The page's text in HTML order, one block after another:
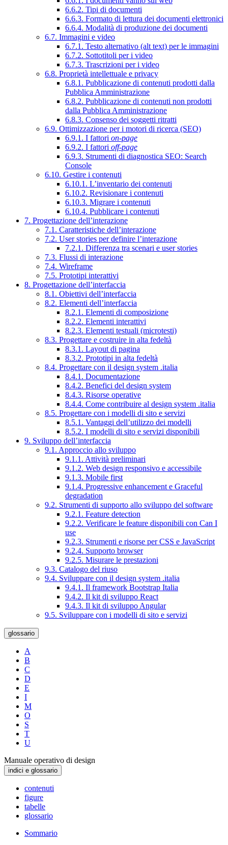
6.6.2. Tipi di documenti
6.6.3. Formato di lettura dei documenti elettronici
6.6.4. Modalità di produzione dei documenti
6.7. Immagini e video
6.7.1. Testo alternativo (alt text) per le immagini
6.7.2. Sottotitoli per i video
6.7.3. Trascrizioni per i video
6.8. Proprietà intellettuale e privacy
6.8.1. Pubblicazione di contenuti prodotti dalla
Pubblica Amministrazione
6.8.2. Pubblicazione di contenuti non prodotti
dalla Pubblica Amministrazione
6.8.3. Consenso dei soggetti ritratti
6.9. Ottimizzazione per i motori di ricerca (SEO)
6.9.1. I fattori on-page
6.9.2. I fattori off-page
6.9.3. Strumenti di diagnostica SEO: Search
Console
6.10. Gestire i contenuti
6.10.1. L’inventario dei contenuti
6.10.2. Revisionare i contenuti
6.10.3. Migrare i contenuti
6.10.4. Pubblicare i contenuti
7. Progettazione dell’interazione
7.1. Caratteristiche dell’interazione
7.2. User stories per definire l’interazione
7.2.1. Differenza tra scenari e user stories
7.3. Flussi di interazione
7.4. Wireframe
7.5. Prototipi interattivi
8. Progettazione dell’interfaccia
8.1. Obiettivi dell’interfaccia
8.2. Elementi dell’interfaccia
8.2.1. Elementi di composizione
8.2.2. Elementi interattivi
8.2.3. Elementi testuali (microtesti)
8.3. Progettare e costruire in alta fedeltà
8.3.1. Layout di pagina
8.3.2. Prototipi in alta fedeltà
8.4. Progettare con il design system .italia
8.4.1. Documentazione
8.4.2. Benefici del design system
8.4.3. Risorse operative
8.4.4. Come contribuire al design system .italia
8.5. Progettare con i modelli di sito e servizi
8.5.1. Vantaggi dell’utilizzo dei modelli
8.5.2. I modelli di sito e servizi disponibili
9. Sviluppo dell’interfaccia
9.1. Approccio allo sviluppo
9.1.1. Attività preliminari
9.1.2. Web design responsivo e accessibile
9.1.3. Mobile first
9.1.4. Progressive enhancement e Graceful
degradation
9.2. Strumenti di supporto allo sviluppo del software
9.2.1. Feature detection
9.2.2. Verificare le feature disponibili con Can I
use
9.2.3. Strumenti e risorse per CSS e JavaScript
9.2.4. Supporto browser
9.2.5. Misurare le prestazioni
9.3. Catalogo del riuso
9.4. Sviluppare con il design system .italia
9.4.1. Il framework Bootstrap Italia
9.4.2. Il kit di sviluppo React
9.4.3. Il kit di sviluppo Angular
9.5. Sviluppare con i modelli di sito e servizi
glossario
A
B
C
D
E
I
M
O
S
T
U
Manuale operativo di design
indici e glossario
contenuti
figure
tabelle
glossario
Sommario